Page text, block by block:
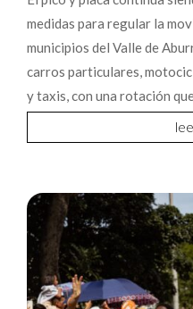
carros particulares,
y taxis, con una rotación